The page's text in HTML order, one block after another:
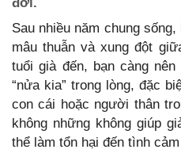
đời.
Sau nhiều năm chung
mâu thuẫn và xung đột
tuổi già đến, bạn càng
“nửa kia” trong lòng, đặc
con cái hoặc người thân
không những không giúp
thể làm tổn hại đến tình